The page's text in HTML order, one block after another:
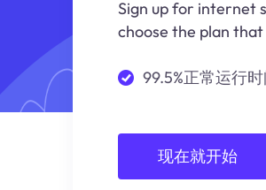
Sign up for internet
choose the plan
99.5%正常运行
现在就开始